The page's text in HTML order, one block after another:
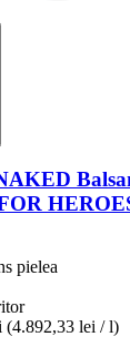
pielea
(4.892,33 lei / l)